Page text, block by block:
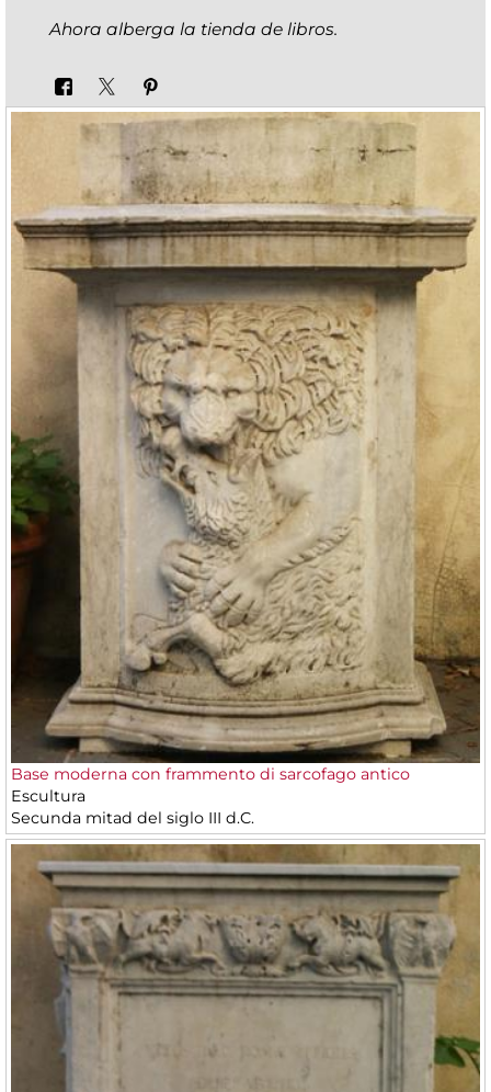
Ahora alberga la tienda de libros.
Base moderna con frammento di sarcofago antico
Escultura
Secunda mitad del siglo III d.C.